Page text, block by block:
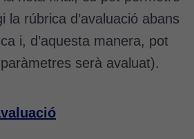
la rúbrica d’avaluació abans
i, d’aquesta manera, pot
serà avaluat).